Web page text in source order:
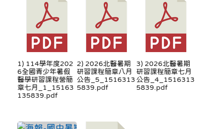
1) 114學年度202
6全國青少年暑假
醫學研習課程營簡
章七月_1_15163
135839.pdf
2) 2026北醫暑期
研習課程簡章八月
公告_5_1516313
5839.pdf
3) 2026北醫暑期
研習課程簡章七月
公告_4_1516313
5839.pdf